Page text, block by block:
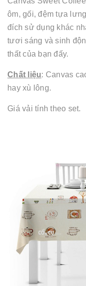
ôm, gối, đệm tựa
đích sử dụng khác
tươi sáng và sinh
thất của bạn đấy.
Chất liệu: Canvas
hay xù lông.
Giá vải tính theo set.